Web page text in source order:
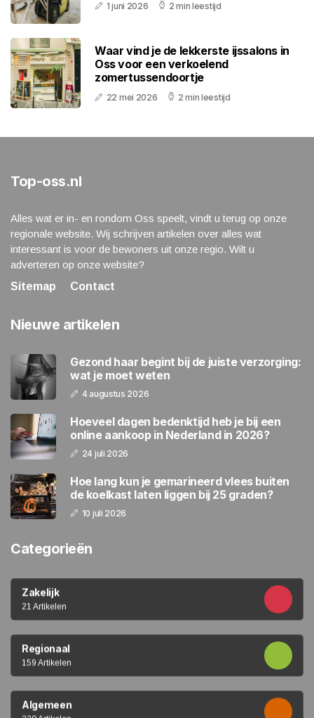
1 juni 2026 2 min leestijd
Waar vind je de lekkerste ijssalons in
Oss voor een verkoelend
zomertussendoortje
22 mei 2026 2 min leestijd
Top-oss.nl
Alles wat er in- en rondom Oss speelt, vindt u terug op onze
regionale website. Wij schrijven artikelen over alles wat
interessant is voor de bewoners uit onze regio. Wilt u
adverteren op onze website?
Sitemap
Contact
Nieuwe artikelen
Gezond haar begint bij de juiste verzorging:
wat je moet weten
4 augustus 2026
Hoeveel dagen bedenktijd heb je bij een
online aankoop in Nederland in 2026?
24 juli 2026
Hoe lang kun je gemarineerd vlees buiten
de koelkast laten liggen bij 25 graden?
10 juli 2026
Categorieën
Zakelijk
21 Artikelen
Regionaal
159 Artikelen
Algemeen